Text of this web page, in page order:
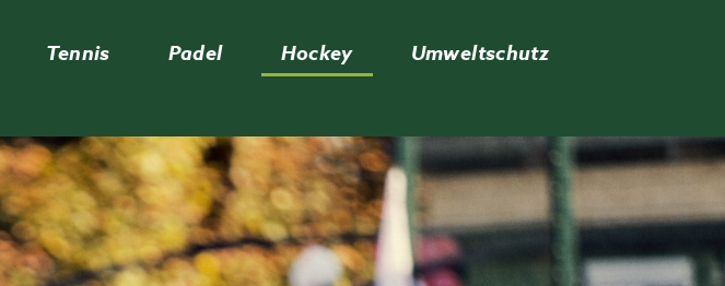
Tennis Padel Hockey Umweltschutz